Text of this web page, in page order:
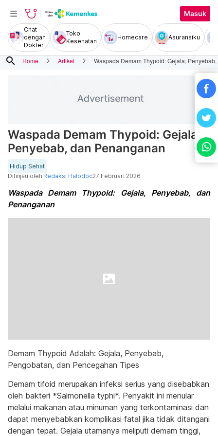
Masuk
Chat
dengan
Dokter
Toko
Kesehatan
Homecare Asuransiku
search Home Artikel Waspada Demam Thypoid: Gejala,
Waspada Demam Thypoid: Gejala,
Penyebab, dan Penanganan
Hidup Sehat
Ditinjau oleh Redaksi Halodoc27 Februari 2026
Waspada Demam Thypoid: Gejala, Penyebab, dan
Penanganan
Demam Thypoid Adalah: Gejala, Penyebab,
Pengobatan, dan Pencegahan Tipes
Demam tifoid merupakan infeksi serius yang disebabkan
oleh bakteri *Salmonella typhi*. Penyakit ini menular
melalui makanan atau minuman yang terkontaminasi dan
dapat menyebabkan komplikasi fatal jika tidak ditangani
dengan tepat. Gejala utamanya meliputi demam tinggi,